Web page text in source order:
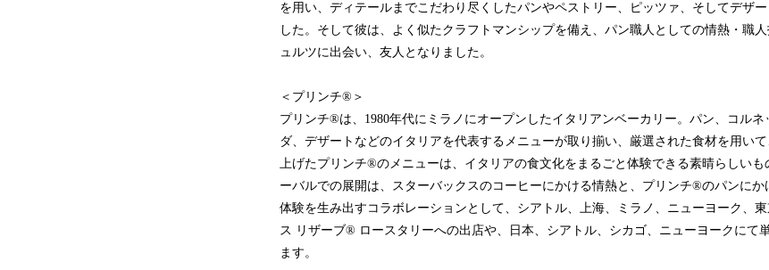
を用い、ディテールまでこだわり尽くしたパンやペストリー、ピッツァ、そしてデザ
した。そして彼は、よく似たクラフトマンシップを備え、パン職人としての情熱・職
ュルツに出会い、友人となりました。
＜プリンチ®＞
プリンチ®は、1980年代にミラノにオープンしたイタリアンベーカリー。パン、コルネ
ダ、デザートなどのイタリアを代表するメニューが取り揃い、厳選された食材を用い
上げたプリンチ®のメニューは、イタリアの食文化をまるごと体験できる素晴らしい
ーバルでの展開は、スターバックスのコーヒーにかける情熱と、プリンチ®のパンに
体験を生み出すコラボレーションとして、シアトル、上海、ミラノ、ニューヨーク、
ス リザーブ® ロースタリーへの出店や、日本、シアトル、シカゴ、ニューヨークにて
ます。